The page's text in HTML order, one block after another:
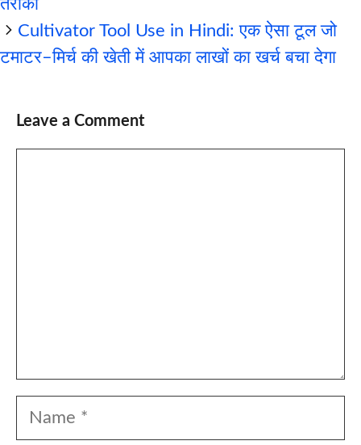
तरीका
Cultivator Tool Use in Hindi: एक ऐसा टूल जो
टमाटर–मिर्च की खेती में आपका लाखों का खर्च बचा देगा
Leave a Comment
Name